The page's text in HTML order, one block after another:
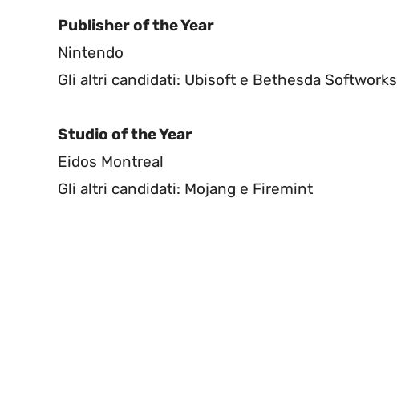
Publisher of the Year
Nintendo
Gli altri candidati: Ubisoft e Bethesda Softworks
Studio of the Year
Eidos Montreal
Gli altri candidati: Mojang e Firemint